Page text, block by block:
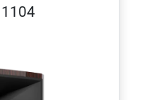
1104